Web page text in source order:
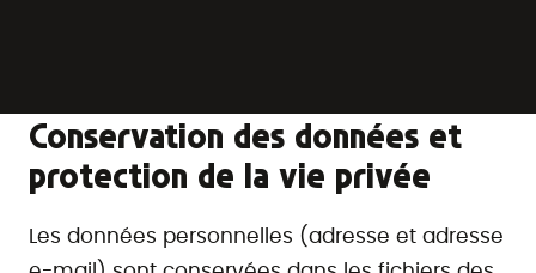
Conservation des données et
protection de la vie privée
Les données personnelles (adresse et adresse